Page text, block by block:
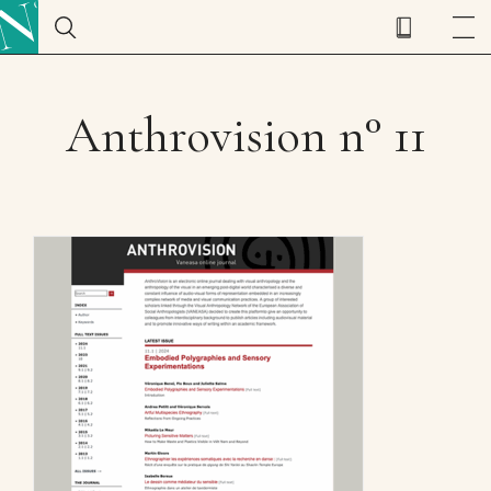
Anthrovision n° 11